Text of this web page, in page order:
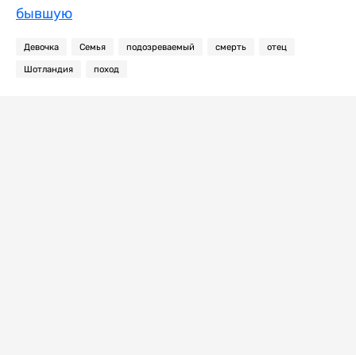
бывшую
Девочка Семья подозреваемый смерть отец
Шотландия поход